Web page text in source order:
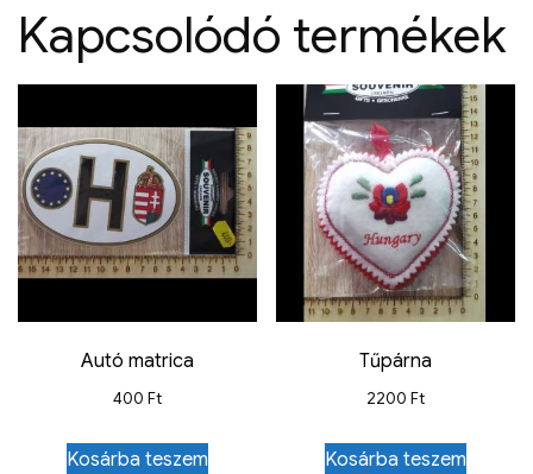
Kapcsolódó termékek
Autó matrica
400 Ft
Kosárba teszem
Tűpárna
2200Ft
Kosárba teszem